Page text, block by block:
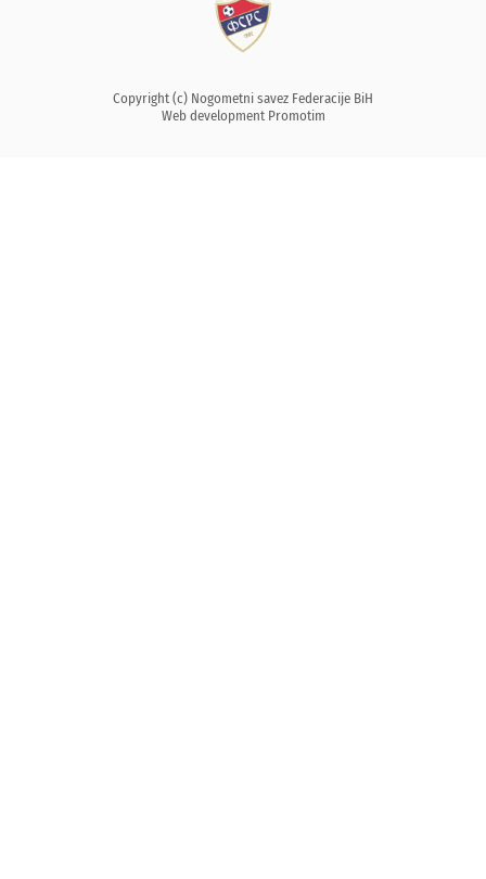
Copyright (c) Nogometni savez Federacije BiH
Web development Promotim